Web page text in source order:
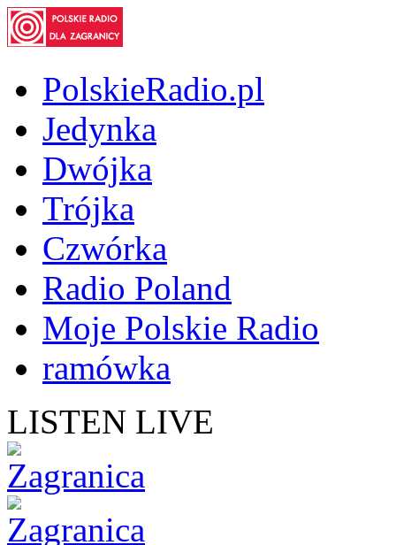
PolskieRadio.pl
Jedynka
Dwójka
Trójka
Czwórka
Radio Poland
Moje Polskie Radio
ramówka
LISTEN LIVE